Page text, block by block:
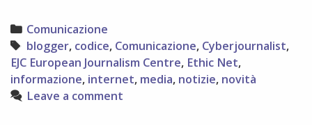
CODICE
PER
GIORNALISTI
Categories
Comunicazione
Tags
blogger, codice, Comunicazione, Cyberjournalist,
EJC European Journalism Centre, Ethic Net,
informazione, internet, media, notizie, novità
Leave a comment